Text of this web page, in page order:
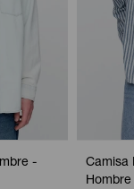
-
Camisa